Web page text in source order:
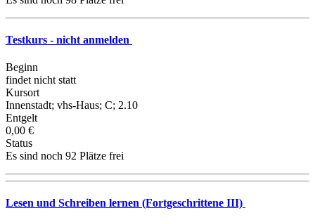
Testkurs - nicht anmelden
Beginn
findet nicht statt
Kursort
Innenstadt; vhs-Haus; C; 2.10
Entgelt
0,00 €
Status
Es sind noch 92 Plätze frei
Lesen und Schreiben lernen (Fortgeschrittene III)